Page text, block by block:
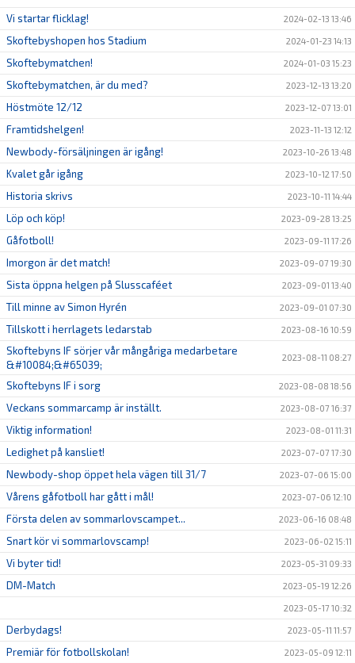
Vi startar flicklag! 2024-02-13 13:46
Skoftebyshopen hos Stadium 2024-01-23 14:13
Skoftebymatchen! 2024-01-03 15:23
Skoftebymatchen, är du med? 2023-12-13 13:20
Höstmöte 12/12 2023-12-07 13:01
Framtidshelgen! 2023-11-13 12:12
Newbody-försäljningen är igång! 2023-10-26 13:48
Kvalet går igång 2023-10-12 17:50
Historia skrivs 2023-10-11 14:44
Löp och köp! 2023-09-28 13:25
Gåfotboll! 2023-09-11 17:26
Imorgon är det match! 2023-09-07 19:30
Sista öppna helgen på Slusscaféet 2023-09-01 13:40
Till minne av Simon Hyrén 2023-09-01 07:30
Tillskott i herrlagets ledarstab 2023-08-16 10:59
Skoftebyns IF sörjer vår mångåriga medarbetare
&#10084;&#65039;
2023-08-11 08:27
Skoftebyns IF i sorg 2023-08-08 18:56
Veckans sommarcamp är inställt. 2023-08-07 16:37
Viktig information! 2023-08-01 11:31
Ledighet på kansliet! 2023-07-07 17:30
Newbody-shop öppet hela vägen till 31/7 2023-07-06 15:00
Vårens gåfotboll har gått i mål! 2023-07-06 12:10
Första delen av sommarlovscampet... 2023-06-16 08:48
Snart kör vi sommarlovscamp! 2023-06-02 15:11
Vi byter tid! 2023-05-31 09:33
DM-Match 2023-05-19 12:26
2023-05-17 10:32
Derbydags! 2023-05-11 11:57
Premiär för fotbollskolan! 2023-05-09 12:11